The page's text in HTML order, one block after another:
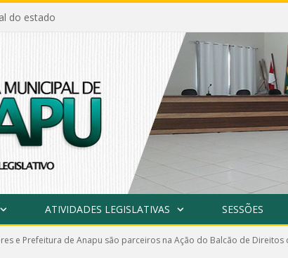
do estado
ATIVIDADES LEGISLATIVAS SESSÕES
e Prefeitura de Anapu são parceiros na Ação do Balcão de Direitos